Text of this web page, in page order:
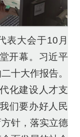
表大会于10月
开幕。习近平
十大作报告。
化建设人才支
们要办好人民
针，落实立德